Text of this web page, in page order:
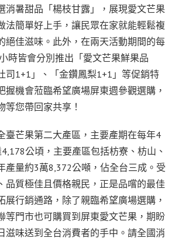
消暑甜品「楊枝甘露」，展現愛文芒果
法簡單好上手，讓民眾在家就能輕鬆複
絕佳滋味。此外，在兩天活動期間的每
時皆會分別推出「愛文芒果鮮果品
司1+1」、「金鑽鳳梨1+1」等促銷特
握機會蒞臨希望廣場屏東週參觀選購，
等您帶回家共享！
臺芒果第二大產區，主要產期在每年4
公頃，主要產區包括枋寮、枋山、
產量約3萬8,372公噸，佔全台三成。受
品質極佳且價格親民，正是品嚐的最佳
展行銷通路，除了親臨希望廣場選購，
等門市也可購買到屏東愛文芒果，期盼
滋味送到全台消費者的手中。請全國消